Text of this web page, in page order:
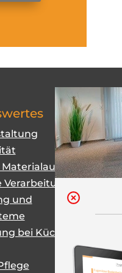
Verarbeitung
und
bei Küche